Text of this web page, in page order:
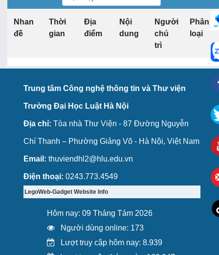
Nhan
đề
Thời
gian
Địa
điểm
Nội
dung
Người
chủ
trì
Phân
loại
Trung tâm Công nghệ thông tin và Thư viện
Trường Đại Học Luật Hà Nội
Địa chỉ: Tòa nhà Thư Viện - 87 Đường Nguyễn
Chí Thanh – Phường Giảng Võ - Hà Nội, Việt Nam
Email: thuviendhl2@hlu.edu.vn
Điện thoại: 0243.773.4549
LegoWeb-Gadget Website Info
Hôm nay: 09 Tháng Tám 2026
Người dùng online: 173
Lượt truy cập hôm nay: 8.939